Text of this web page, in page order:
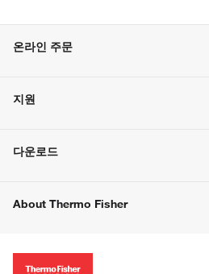
온라인 주문
주문 방법
벌크 주문
지원
고객 센터
웹사이트 개선사항
다운로드
About Thermo Fisher
투자자